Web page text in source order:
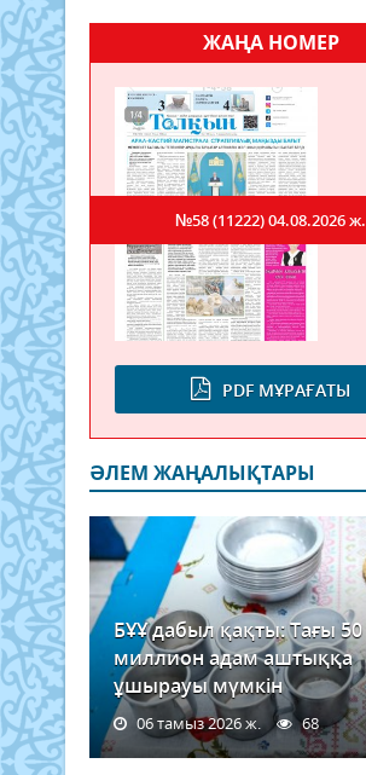
ЖАҢА НОМЕР
PDF МҰРАҒАТЫ
№58 (11222)04.08.2026 ж.
ӘЛЕМ ЖАҢАЛЫҚТАРЫ
БҰҰ дабыл қақты: Тағы 50
миллион адам аштыққа
ұшырауы мүмкін
06 тамыз 2026 ж. 68